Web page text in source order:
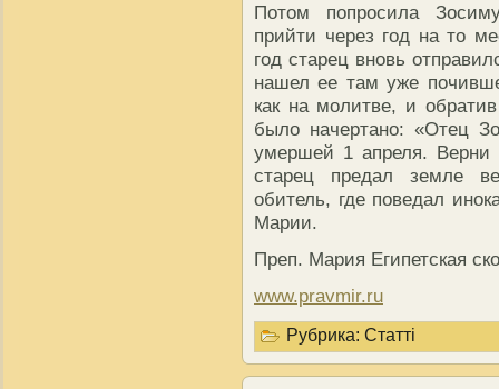
Потом попросила
прийти через год на то
год старец вновь
нашел ее там уже
как на молитве, и
было начертано: «Отец
умершей 1 апреля.
старец предал земле
обитель, где поведал
Марии.
Преп. Мария Египетская
www.pravmir.ru
Рубрика: Статті